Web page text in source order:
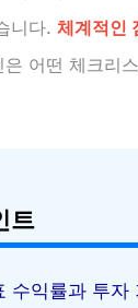
니다.체계적인
어떤 체크리
트
수익률과 투자